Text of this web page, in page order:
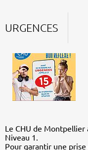
URGENCES
Le CHU de Montpellier
Niveau 1.
Pour garantir une prise